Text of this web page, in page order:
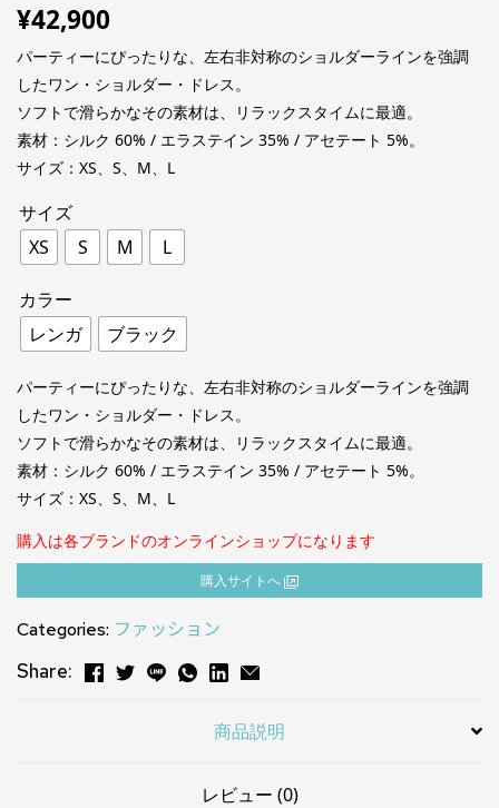
¥42,900
パーティーにぴったりな、左右非対称のショルダーラインを強調
したワン・ショルダー・ドレス。
ソフトで滑らかなその素材は、リラックスタイムに最適。
素材：シルク 60% / エラステイン 35% / アセテート 5%。
サイズ：XS、S、M、L
サイズ
XS
S M L
カラー
レンガ
ブラック
パーティーにぴったりな、左右非対称のショルダーラインを強調
したワン・ショルダー・ドレス。
ソフトで滑らかなその素材は、リラックスタイムに最適。
素材：シルク 60% / エラステイン 35% / アセテート 5%。
サイズ：XS、S、M、L
購入は各ブランドのオンラインショップになります
購⼊サイトへ
Categories: ファッション
Share:
商品説明
レビュー (0)